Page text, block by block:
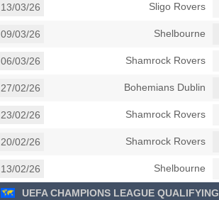
13/03/26 Sligo Rovers
09/03/26 Shelbourne
06/03/26 Shamrock Rovers
27/02/26 Bohemians Dublin
23/02/26 Shamrock Rovers
20/02/26 Shamrock Rovers
13/02/26 Shelbourne
UEFA CHAMPIONS LEAGUE QUALIFYING